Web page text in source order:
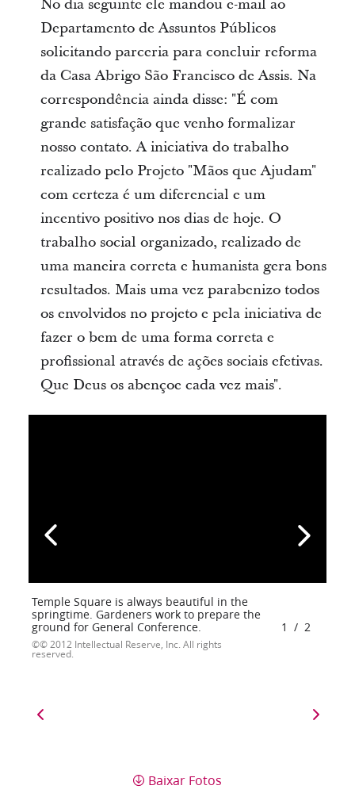
No dia seguinte ele mandou e-mail ao
Departamento de Assuntos Públicos
solicitando parceria para concluir reforma
da Casa Abrigo São Francisco de Assis. Na
correspondência ainda disse: "É com
grande satisfação que venho formalizar
nosso contato. A iniciativa do trabalho
realizado pelo Projeto "Mãos que Ajudam"
com certeza é um diferencial e um
incentivo positivo nos dias de hoje. O
trabalho social organizado, realizado de
uma maneira correta e humanista gera bons
resultados. Mais uma vez parabenizo todos
os envolvidos no projeto e pela iniciativa de
fazer o bem de uma forma correta e
profissional através de ações sociais efetivas.
Que Deus os abençoe cada vez mais".
Temple Square is always beautiful in the
springtime. Gardeners work to prepare the
ground for General Conference.
© 2012 Intellectual Reserve, Inc. All rights
reserved.
1 / 2
Baixar Fotos